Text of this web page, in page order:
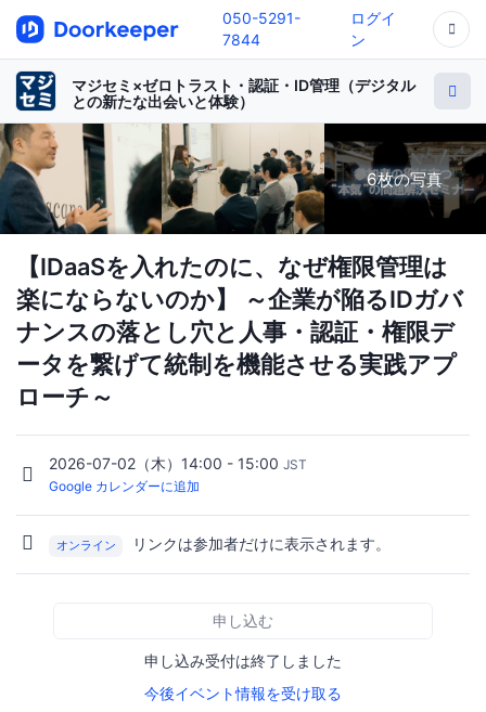
050-5291-
7844
ログイ
ン
マジセミ×ゼロトラスト・認証・ID管理（デジタル
との新たな出会いと体験）
6枚の写真
【IDaaSを入れたのに、なぜ権限管理は
楽にならないのか】 ～企業が陥るIDガバ
ナンスの落とし穴と人事・認証・権限デ
ータを繋げて統制を機能させる実践アプ
ローチ～
2026-07-02（木）14:00 - 15:00 JST
Google カレンダーに追加
オンライン リンクは参加者だけに表示されます。
申し込む
申し込み受付は終了しました
今後イベント情報を受け取る